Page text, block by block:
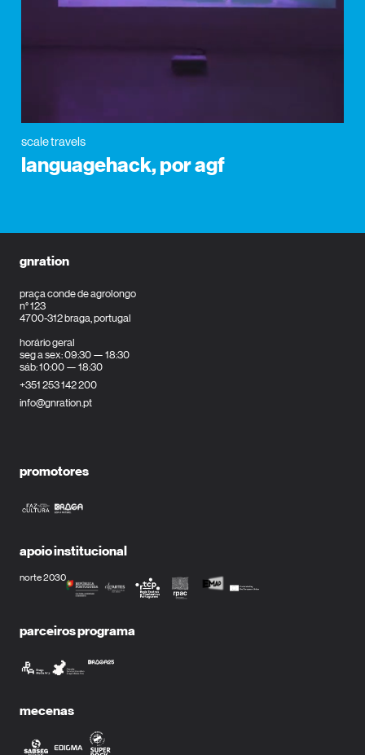
scale travels
languagehack, por agf
gnration
praça conde de agrolongo
n° 123
4700-312 braga, portugal
horário geral
seg a sex: 09:30 — 18:30
sáb: 10:00 — 18:30
+351 253 142 200
info@gnration.pt
promotores
apoio institucional
norte 2030
parceiros programa
mecenas